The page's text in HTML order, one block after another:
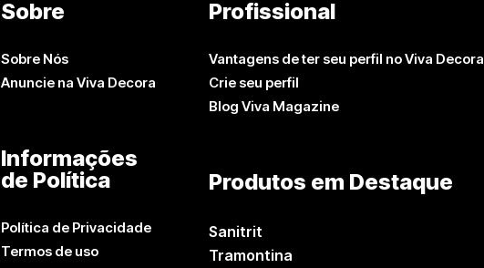
Sobre
Sobre Nós
Anuncie na Viva Decora
Informações
de Política
Política de Privacidade
Termos de uso
Profissional
Vantagens de ter seu perfil no Viva Decora
Crie seu perfil
Blog Viva Magazine
Produtos em Destaque
Sanitrit
Tramontina